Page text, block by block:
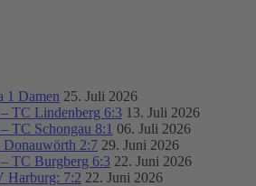
1 Damen 25. Juli 2026
TC Lindenberg 6:3 13. Juli 2026
TC Schongau 8:1 06. Juli 2026
2:7 29. Juni 2026
TC Burgberg 6:3 22. Juni 2026
Harburg: 7:2 22. Juni 2026